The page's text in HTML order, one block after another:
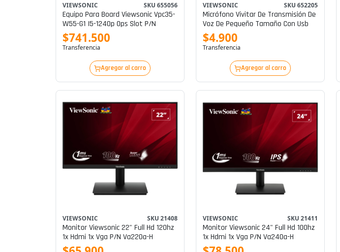
VIEWSONIC SKU 655056
Equipo Para Board Viewsonic Vpc35-
W55-G1 I5-1240p Ops Slot P/n
$741.500
Transferencia
Agregar al carro
VIEWSONIC SKU 652205
Micrófono Vivitar De Transmisión De
Voz De Pequeño Tamaño Con Usb
$4.900
Transferencia
Agregar al carro
VIEWSONIC SKU 21408
Monitor Viewsonic 22" Full Hd 120hz
1x Hdmi 1x Vga P/n Va220a-H
VIEWSONIC SKU 21411
Monitor Viewsonic 24" Full Hd 100hz
1x Hdmi 1x Vga P/n Va240a-H